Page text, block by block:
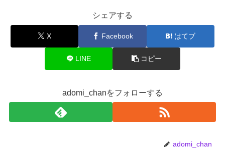
シェアする
X Facebook はてブ
LINE コピー
adomi_chanをフォローする
adomi_chan